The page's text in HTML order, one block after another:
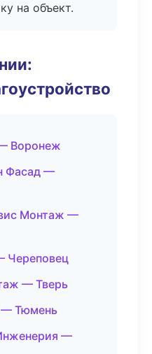
на объект.
Воронеж
Фасад —
Монтаж —
Череповец
— Тверь
Тюмень
—